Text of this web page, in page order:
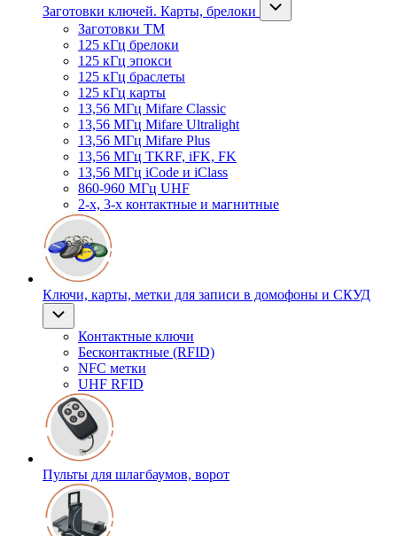
Заготовки ключей. Карты, брелоки
Заготовки ТМ
125 кГц брелоки
125 кГц эпокси
125 кГц браслеты
125 кГц карты
13,56 МГц Mifare Classic
13,56 МГц Mifare Ultralight
13,56 МГц Mifare Plus
13,56 МГц TKRF, iFK, FK
13,56 МГц iCode и iClass
860-960 МГц UHF
2-х, 3-х контактные и магнитные
Ключи, карты, метки для записи в домофоны и СКУД
Контактные ключи
Бесконтактные (RFID)
NFC метки
UHF RFID
Пульты для шлагбаумов, ворот